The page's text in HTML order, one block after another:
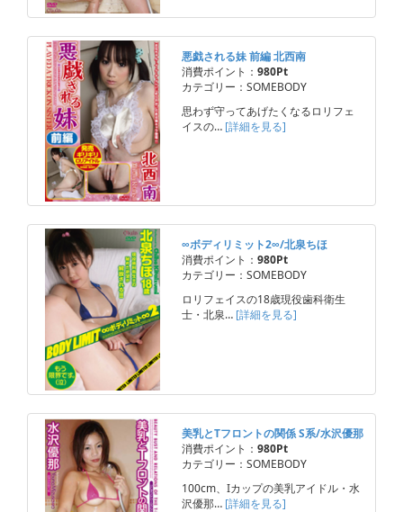
悪戯される妹 前編 北西南
消費ポイント： 980Pt
カテゴリー：SOMEBODY
思わず守ってあげたくなるロリフェ
イスの… [詳細を見る]
∞ボディリミット2∞/北泉ちほ
消費ポイント： 980Pt
カテゴリー：SOMEBODY
ロリフェイスの18歳現役歯科衛生
士・北泉… [詳細を見る]
美乳とTフロントの関係 S系/水沢優那
消費ポイント： 980Pt
カテゴリー：SOMEBODY
100cm、Iカップの美乳アイドル・水
沢優那… [詳細を見る]